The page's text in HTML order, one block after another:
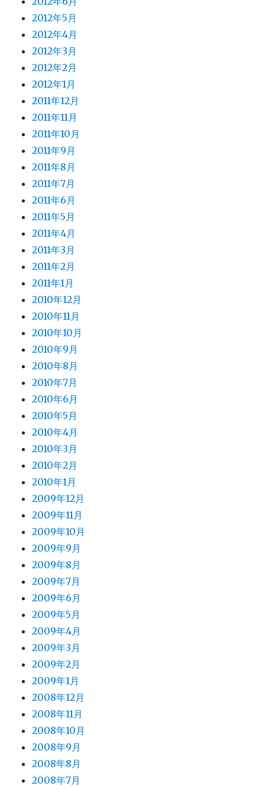
2012年5月
2012年4月
2012年3月
2012年2月
2012年1月
2011年12月
2011年11月
2011年10月
2011年9月
2011年8月
2011年7月
2011年6月
2011年5月
2011年4月
2011年3月
2011年2月
2011年1月
2010年12月
2010年11月
2010年10月
2010年9月
2010年8月
2010年7月
2010年6月
2010年5月
2010年4月
2010年3月
2010年2月
2010年1月
2009年12月
2009年11月
2009年10月
2009年9月
2009年8月
2009年7月
2009年6月
2009年5月
2009年4月
2009年3月
2009年2月
2009年1月
2008年12月
2008年11月
2008年10月
2008年9月
2008年8月
2008年7月